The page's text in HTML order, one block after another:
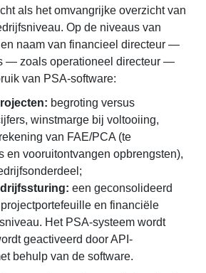
als het omvangrijke overzicht van
Op de niveaus van
naam van financieel directeur —
— zoals operationeel directeur —
van PSA-software:
begroting versus
winstmarge bij voltooiing,
van FAE/PCA (te
en vooruitontvangen opbrengsten),
een geconsolideerd
en financiële
Het PSA-systeem wordt
geactiveerd door API-
behulp van de software.